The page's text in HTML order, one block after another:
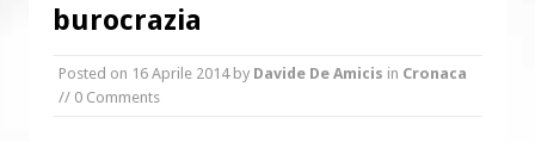
Torna la festa di Sant’Andrea:
burocrazia
Posted on 16 Aprile 2014by Davide De Amicis in Cronaca
// 0 Comments